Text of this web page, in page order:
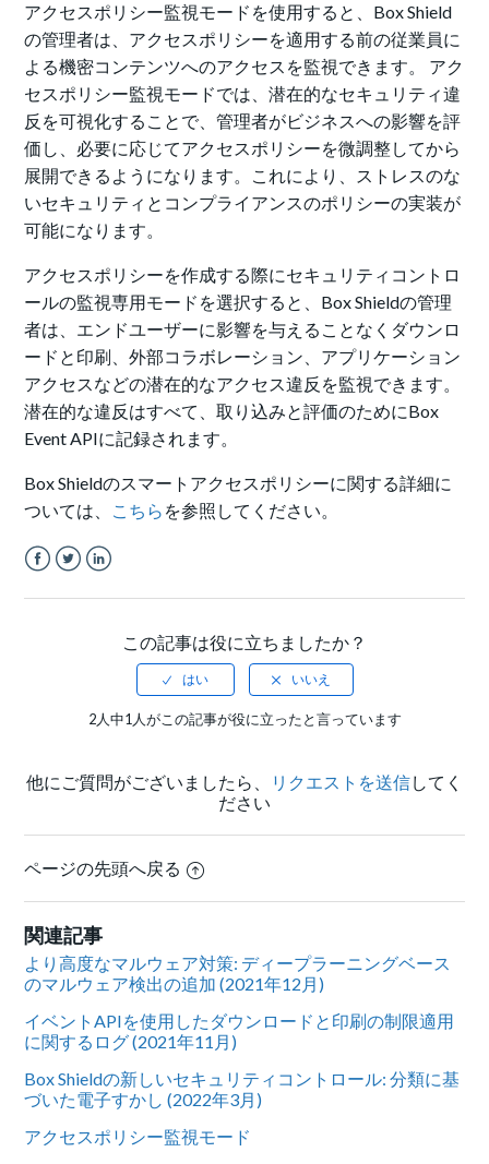
アクセスポリシー監視モードを使用すると、Box Shield
の管理者は、アクセスポリシーを適用する前の従業員に
よる機密コンテンツへのアクセスを監視できます。 アク
セスポリシー監視モードでは、潜在的なセキュリティ違
反を可視化することで、管理者がビジネスへの影響を評
価し、必要に応じてアクセスポリシーを微調整してから
展開できるようになります。これにより、ストレスのな
いセキュリティとコンプライアンスのポリシーの実装が
可能になります。
アクセスポリシーを作成する際にセキュリティコントロ
ールの監視専用モードを選択すると、Box Shieldの管理
者は、エンドユーザーに影響を与えることなくダウンロ
ードと印刷、外部コラボレーション、アプリケーション
アクセスなどの潜在的なアクセス違反を監視できます。
潜在的な違反はすべて、取り込みと評価のためにBox
Event APIに記録されます。
Box Shieldのスマートアクセスポリシーに関する詳細に
ついては、 こちら を参照してください。
この記事は役に立ちましたか？
2人中1人がこの記事が役に立ったと言っています
他にご質問がございましたら、 リクエストを送信してく
ださい
ページの先頭へ戻る
関連記事
より高度なマルウェア対策: ディープラーニングベース
のマルウェア検出の追加 (2021年12月)
イベントAPIを使用したダウンロードと印刷の制限適用
に関するログ (2021年11月)
Box Shieldの新しいセキュリティコントロール: 分類に基
づいた電子すかし (2022年3月)
アクセスポリシー監視モード